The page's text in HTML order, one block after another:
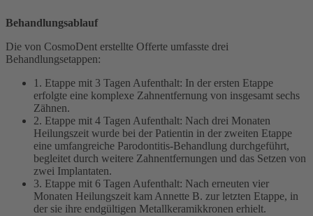
Behandlungsablauf
Die von CosmoDent erstellte Offerte umfasste drei
Behandlungsetappen:
1. Etappe mit 3 Tagen Aufenthalt: In der ersten Etappe
erfolgte eine komplexe Zahnentfernung von insgesamt sechs
Zähnen.
2. Etappe mit 4 Tagen Aufenthalt: Nach drei Monaten
Heilungszeit wurde bei der Patientin in der zweiten Etappe
eine umfangreiche Parodontitis-Behandlung durchgeführt,
begleitet durch weitere Zahnentfernungen und das Setzen von
zwei Implantaten.
3. Etappe mit 6 Tagen Aufenthalt: Nach erneuten vier
Monaten Heilungszeit kam Annette B. zur letzten Etappe, in
der sie ihre endgültigen Metallkeramikkronen erhielt.